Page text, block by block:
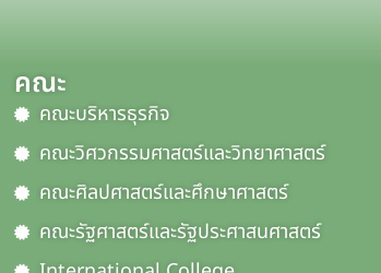
คณะ
คณะบริหารธุรกิจ
คณะวิศวกรรมศาสตร์และวิทยาศาสตร์
คณะศิลปศาสตร์และศึกษาศาสตร์
คณะรัฐศาสตร์และรัฐประศาสนศาสตร์